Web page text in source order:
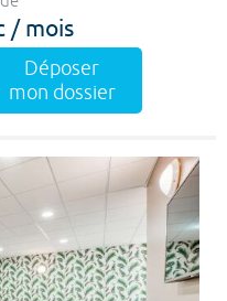
/ mois
Déposer
mon dossier